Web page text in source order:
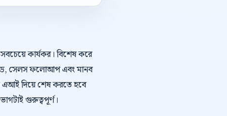
কার্যকর। বিশেষ করে
গাইড, সেলস ফলোআপ এবং মানব
এআই দিয়ে শেষ করতে হবে
গুরুত্বপূর্ণ।